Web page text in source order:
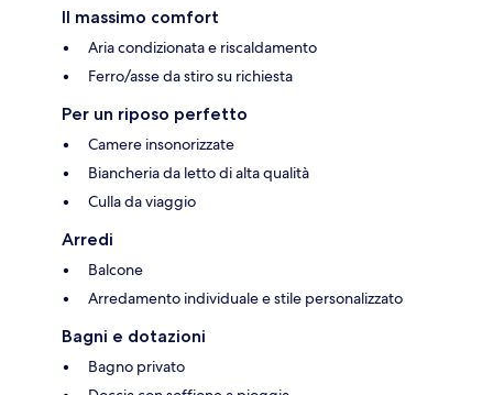
Il massimo comfort
Aria condizionata e riscaldamento
Ferro/asse da stiro su richiesta
Per un riposo perfetto
Camere insonorizzate
Biancheria da letto di alta qualità
Culla da viaggio
Arredi
Balcone
Arredamento individuale e stile personalizzato
Bagni e dotazioni
Bagno privato